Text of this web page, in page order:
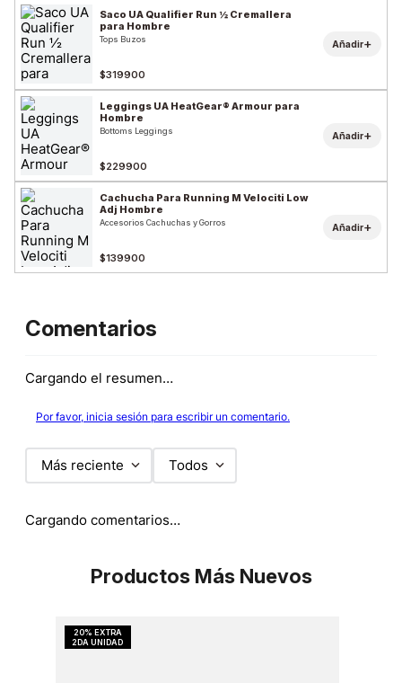
Saco UA Qualifier Run ½ Cremallera
para Hombre
Tops Buzos
$319900
Añadir+
Leggings UA HeatGear® Armour para
Hombre
Bottoms Leggings
$229900
Añadir+
Cachucha Para Running M Velociti Low
Adj Hombre
Accesorios Cachuchas y Gorros
$139900
Añadir+
Comentarios
Cargando el resumen…
Por favor, inicia sesión para escribir un comentario.
Más reciente Todos
Cargando comentarios…
Productos Más Nuevos